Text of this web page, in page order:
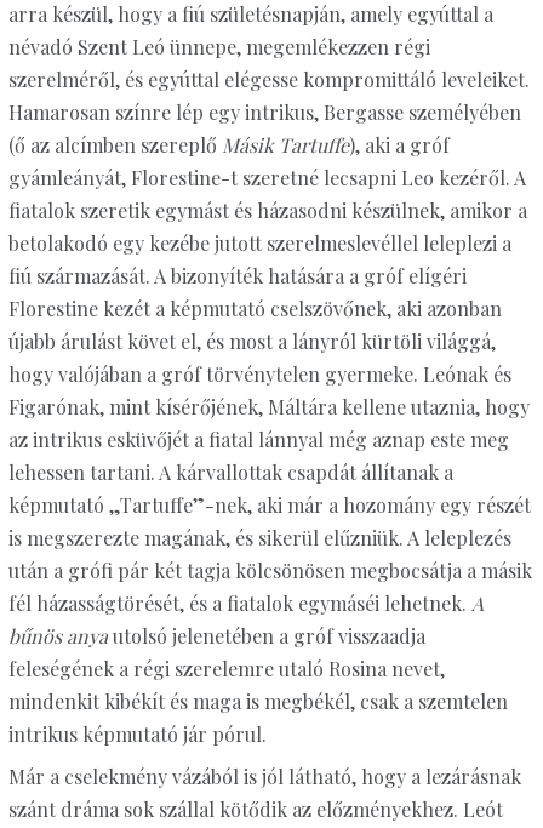
arra készül, hogy a fiú születésnapján, amely egyúttal a
névadó Szent Leó ünnepe, megemlékezzen régi
szerelméről, és egyúttal elégesse kompromittáló leveleiket.
Hamarosan színre lép egy intrikus, Bergasse személyében
(ő az alcímben szereplő Másik Tartuffe), aki a gróf
gyámleányát, Florestine-t szeretné lecsapni Leo kezéről. A
fiatalok szeretik egymást és házasodni készülnek, amikor a
betolakodó egy kezébe jutott szerelmeslevéllel leleplezi a
fiú származását. A bizonyíték hatására a gróf elígéri
Florestine kezét a képmutató cselszövőnek, aki azonban
újabb árulást követ el, és most a lányról kürtöli világgá,
hogy valójában a gróf törvénytelen gyermeke. Leónak és
Figarónak, mint kísérőjének, Máltára kellene utaznia, hogy
az intrikus esküvőjét a fiatal lánnyal még aznap este meg
lehessen tartani. A kárvallottak csapdát állítanak a
képmutató „Tartuffe”-nek, aki már a hozomány egy részét
is megszerezte magának, és sikerül elűzniük. A leleplezés
után a grófi pár két tagja kölcsönösen megbocsátja a másik
fél házasságtörését, és a fiatalok egymáséi lehetnek. A
bűnös anyautolsó jelenetében a gróf visszaadja
feleségének a régi szerelemre utaló Rosina nevet,
mindenkit kibékít és maga is megbékél, csak a szemtelen
intrikus képmutató jár pórul.
Már a cselekmény vázából is jól látható, hogy a lezárásnak
szánt dráma sok szállal kötődik az előzményekhez. Leót